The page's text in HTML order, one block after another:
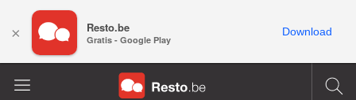
× Resto.be
Gratis - Google Play
Download